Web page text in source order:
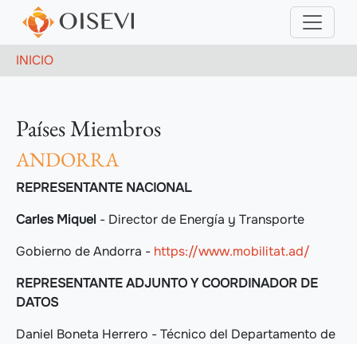
Pasar al contenido principal
Ruta de navegación
INICIO
Países Miembros
ANDORRA
REPRESENTANTE NACIONAL
Carles Miquel - Director de Energía y Transporte
Gobierno de Andorra - https://www.mobilitat.ad/
REPRESENTANTE ADJUNTO Y COORDINADOR DE
DATOS
Daniel Boneta Herrero - Técnico del Departamento de